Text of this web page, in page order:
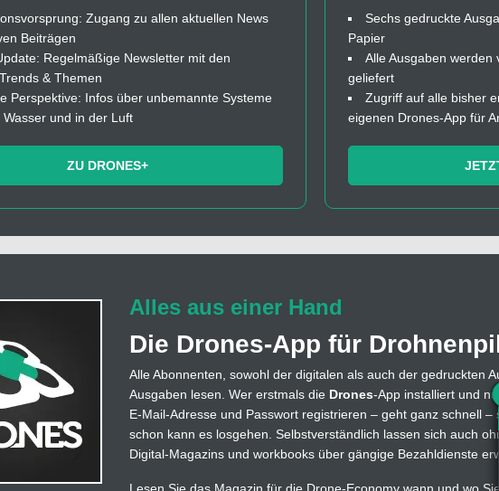
Zugang zu allen aktuellen News
Beiträgen
Regelmäßige Newsletter mit den
& Themen
Perspektive: Infos über unbemannte Systeme
und in der Luft
ZU DRONES+
Sechs gedruckte
Papier
Alle Ausgaben werden
geliefert
Zugriff auf alle bisher
eigenen Drones-App für
Alles aus einer Hand
Die Drones-App für
Alle Abonnenten, sowohl der digitalen als auch der gedruckten
Ausgaben lesen. Wer erstmals die Drones-App installiert und
E-Mail-Adresse und Passwort registrieren – geht ganz schnell
schon kann es losgehen. Selbstverständlich lassen sich auch
Digital-Magazins und workbooks über gängige Bezahldienste